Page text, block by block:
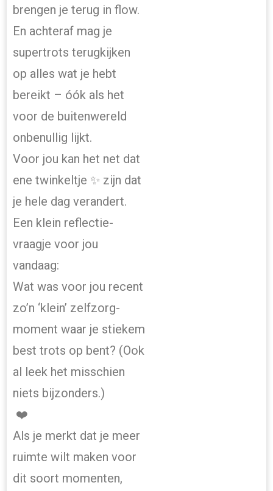
brengen je terug in flow.
En achteraf mag je
supertrots terugkijken
op alles wat je hebt
bereikt – óók als het
voor de buitenwereld
onbenullig lijkt.
Voor jou kan het net dat
ene twinkeltje ✨ zijn dat
je hele dag verandert.
Een klein reflectie-
vraagje voor jou
vandaag:
Wat was voor jou recent
zo’n ‘klein’ zelfzorg-
moment waar je stiekem
best trots op bent? (Ook
al leek het misschien
niets bijzonders.)
❤️
Als je merkt dat je meer
ruimte wilt maken voor
dit soort momenten,